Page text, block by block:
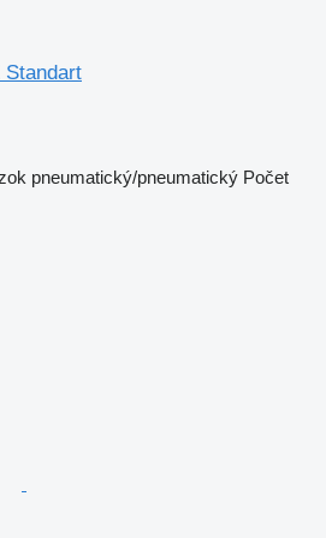
Standart
pneumatický/pneumatický Počet